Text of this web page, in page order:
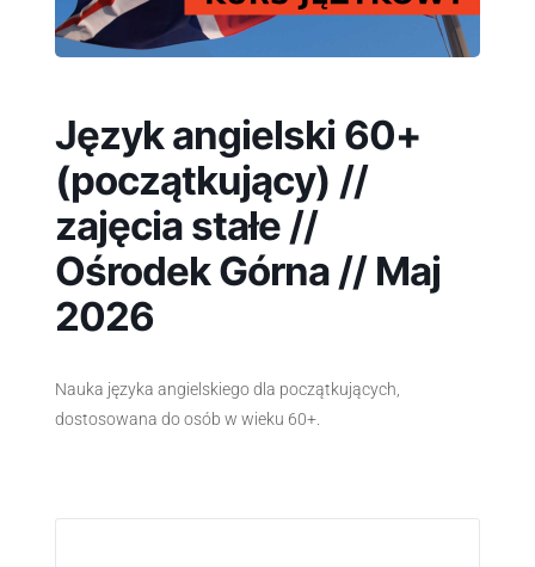
Język angielski 60+
(początkujący) //
zajęcia stałe //
Ośrodek Górna // Maj
2026
Nauka języka angielskiego dla początkujących,
dostosowana do osób w wieku 60+.